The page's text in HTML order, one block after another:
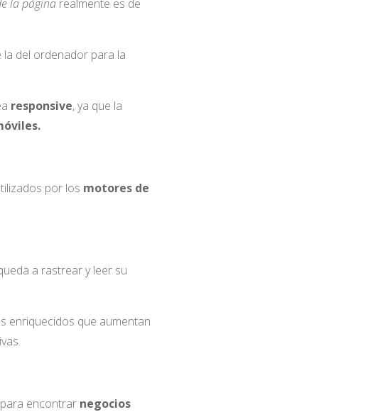
la página realmente es de
la del ordenador para la
responsive, ya que la
por los motores de
a rastrear y leer su
enriquecidos que aumentan
encontrar negocios